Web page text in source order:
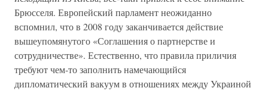
Брюсселя. Европейский парламент неожиданно
вспомнил, что в 2008 году заканчивается действие
вышеупомянутого «Соглашения о партнерстве и
сотрудничестве». Естественно, что правила приличия
требуют чем-то заполнить намечающийся
дипломатический вакуум в отношениях между Украиной